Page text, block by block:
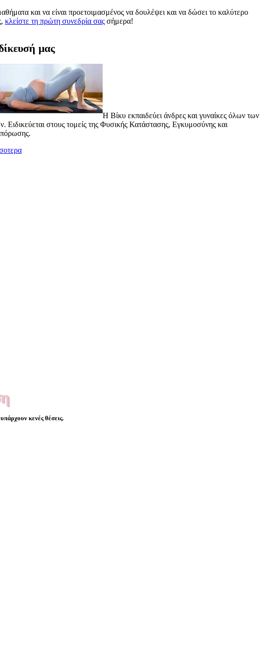
και να είναι προετοιμασμένος να δουλέψει και να δώσει το καλύτερο
κλείστε τη πρώτη συνεδρία σας σήμερα!
μας
Η Βίκυ εκπαιδεύει άνδρες και γυναίκες όλων των
Ειδικεύεται στους τομείς της Φυσικής Κατάστασης, Εγκυμοσύνης και
κενές θέσεις.